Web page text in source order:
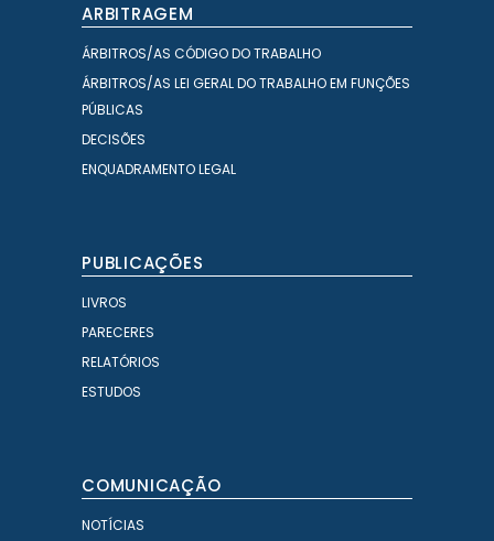
ARBITRAGEM
ÁRBITROS/AS CÓDIGO DO TRABALHO
ÁRBITROS/AS LEI GERAL DO TRABALHO EM FUNÇÕES
PÚBLICAS
DECISÕES
ENQUADRAMENTO LEGAL
PUBLICAÇÕES
LIVROS
PARECERES
RELATÓRIOS
ESTUDOS
COMUNICAÇÃO
NOTÍCIAS